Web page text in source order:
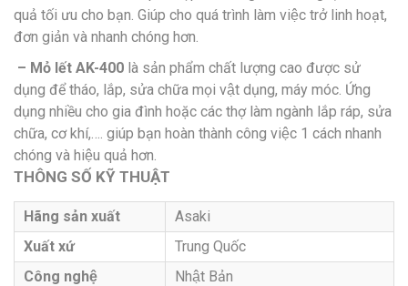
quả tối ưu cho bạn. Giúp cho quá trình làm việc trở linh hoạt,
đơn giản và nhanh chóng hơn.
– Mỏ lết AK-400 là sản phẩm chất lượng cao được sử
dụng để tháo, lắp, sửa chữa mọi vật dụng, máy móc. Ứng
dụng nhiều cho gia đình hoặc các thợ làm ngành lắp ráp, sửa
chữa, cơ khí,…. giúp bạn hoàn thành công việc 1 cách nhanh
chóng và hiệu quả hơn.
THÔNG SỐ KỸ THUẬT
Hãng sản xuất
Asaki
Xuất xứ
Trung Quốc
Công nghệ
Nhật Bản